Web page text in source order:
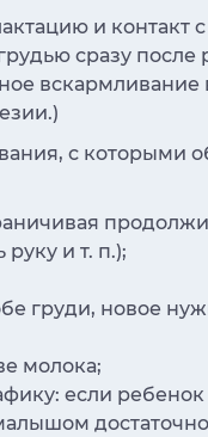
и
сразу после
с которыми
и т. п.);
груди, новое
молока;
если ребенок